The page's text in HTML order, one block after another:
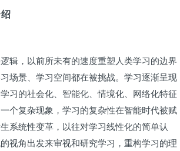
辑，以前所未有的速度重塑人类学习的边界
场景、学习空间都在被挑战。学习逐渐呈现
习的社会化、智能化、情境化、网络化特征
个复杂现象，学习的复杂性在智能时代被赋
系统性变革，以往对学习线性化的简单认
视角出发来审视和研究学习，重构学习的理